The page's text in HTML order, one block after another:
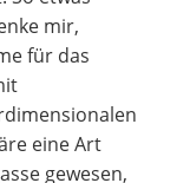
mir,
für das
eine Art
gewesen,